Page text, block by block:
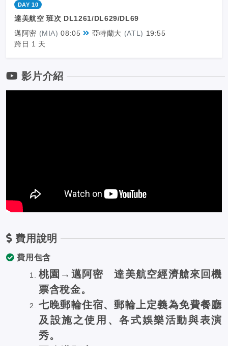
DAY 10
達美航空班次 DL1261/DL629/DL69
邁阿密 (MIA) 08:05 亞特蘭大 (ATL) 19:55
跨日 1 天
影片介紹
費用說明
費用包含
桃園→邁阿密 達美航空經濟艙來回機
票含稅金。
七晚郵輪住宿、郵輪上定義為免費餐廳
及設施之使用、各式娛樂活動與表演
秀。